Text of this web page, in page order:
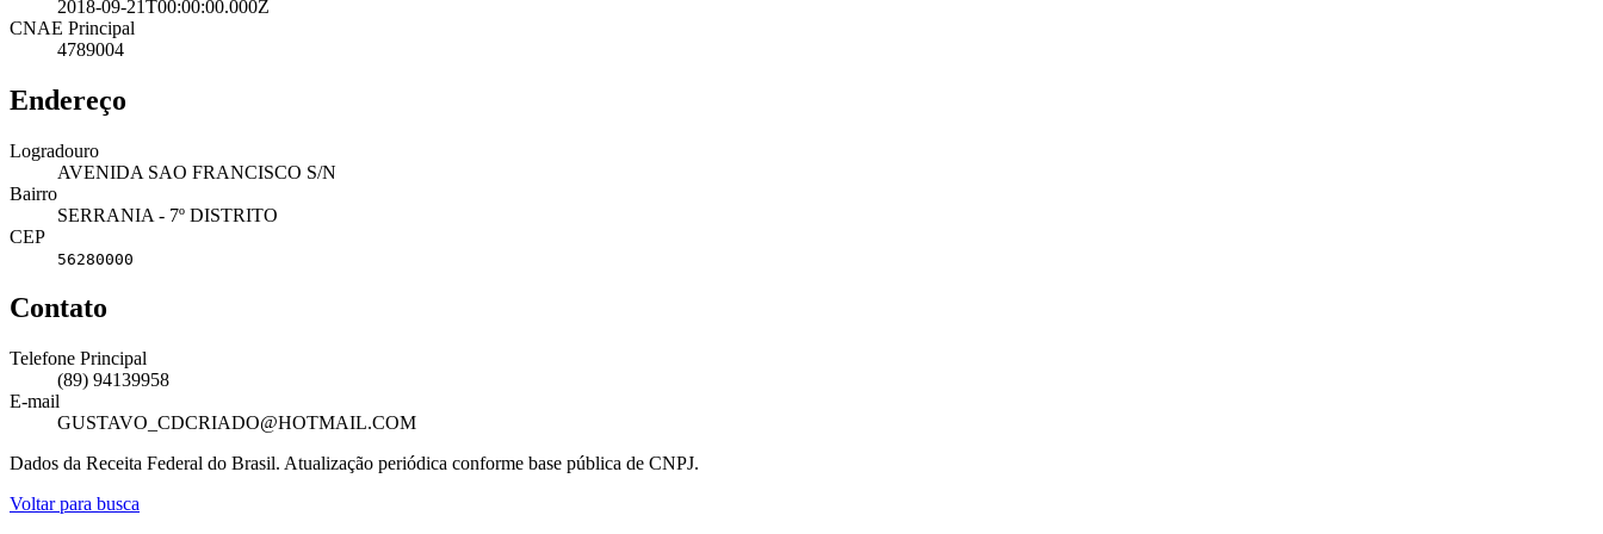
2018-09-21T00:00:00.000Z
CNAE Principal
4789004
Endereço
Logradouro
AVENIDA SAO FRANCISCO S/N
Bairro
SERRANIA - 7º DISTRITO
CEP
56280000
Contato
Telefone Principal
(89) 94139958
E-mail
GUSTAVO_CDCRIADO@HOTMAIL.COM
Dados da Receita Federal do Brasil. Atualização periódica conforme base pública de CNPJ.
Voltar para busca